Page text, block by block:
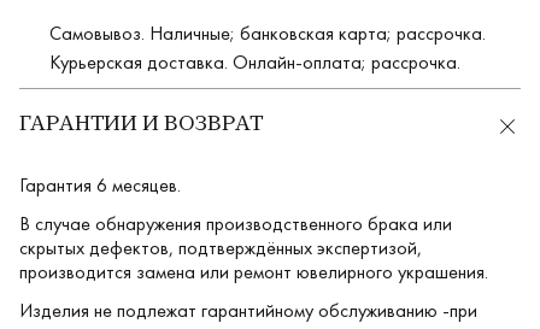
Самовывоз. Наличные; банковская карта; рассрочка.
Курьерская доставка. Онлайн-оплата; рассрочка.
ГАРАНТИИ И ВОЗВРАТ
Гарантия 6 месяцев.
В случае обнаружения производственного брака или
скрытых дефектов, подтверждённых экспертизой,
производится замена или ремонт ювелирного украшения.
Изделия не подлежат гарантийному обслуживанию -при